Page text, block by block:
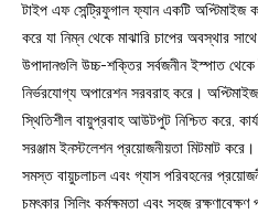
টাইপ এফ সেন্ট্রিফুগাল ফ্যান একটি অপ্টিমাইজ
করে যা নিম্ন থেকে মাঝারি চাপের অবস্থার
উপাদানগুলি উচ্চ-শক্তির সর্বজনীন ইস্পাত
নির্ভরযোগ্য অপারেশন সরবরাহ করে।
স্থিতিশীল বায়ুপ্রবাহ আউটপুট নিশ্চিত করে,
সরঞ্জাম ইনস্টলেশন প্রয়োজনীয়তা মিটমাট করে।
সমস্ত বায়ুচলাচল এবং গ্যাস পরিবহনের
চমৎকার সিলিং কর্মক্ষমতা এবং সহজ